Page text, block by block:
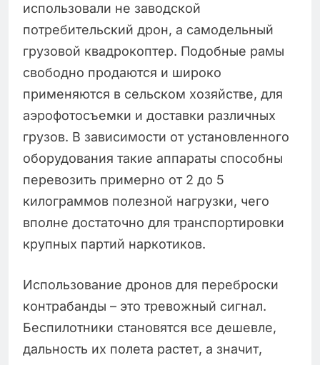
использовали не заводской
потребительский дрон, а самодельный
грузовой квадрокоптер. Подобные рамы
свободно продаются и широко
применяются в сельском хозяйстве, для
аэрофотосъемки и доставки различных
грузов. В зависимости от установленного
оборудования такие аппараты способны
перевозить примерно от 2 до 5
килограммов полезной нагрузки, чего
вполне достаточно для транспортировки
крупных партий наркотиков.
Использование дронов для переброски
контрабанды – это тревожный сигнал.
Беспилотники становятся все дешевле,
дальность их полета растет, а значит,